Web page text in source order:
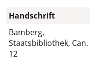
Handschrift
Bamberg,
Staatsbibliothek, Can.
12